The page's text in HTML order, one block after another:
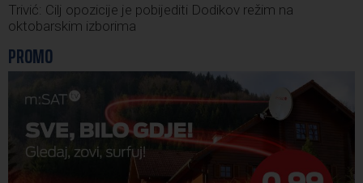
Trivić: Cilj opozicije je pobijediti Dodikov režim na
oktobarskim izborima
PROMO